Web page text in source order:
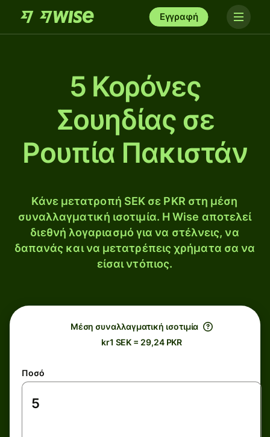
Εγγραφή
5 Κορόνες
Σουηδίας σε
Ρουπία Πακιστάν
Κάνε μετατροπή SEK σε PKR στη μέση
συναλλαγματική ισοτιμία. Η Wise αποτελεί
διεθνή λογαριασμό για να στέλνεις, να
δαπανάς και να μετατρέπεις χρήματα σα να
είσαι ντόπιος.
Μέση συναλλαγματική ισοτιμία
kr1 SEK = 29,24 PKR
Ποσό